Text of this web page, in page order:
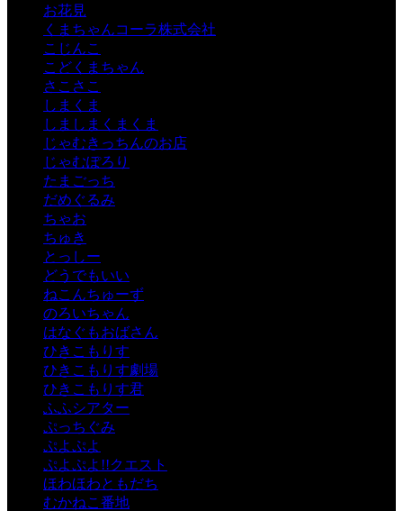
お花見
くまちゃんコーラ株式会社
こじんこ
こどくまちゃん
さこさこ
しまくま
しましまくまくま
じゃむきっちんのお店
じゃむぽろり
たまごっち
だめぐるみ
ちゃお
ちゅき
とっしー
どうでもいい
ねこんちゅーず
のろいちゃん
はなぐもおばさん
ひきこもりす
ひきこもりす劇場
ひきこもりす君
ふふシアター
ぷっちぐみ
ぷよぷよ
ぷよぷよ!!クエスト
ほわほわともだち
むかねこ番地